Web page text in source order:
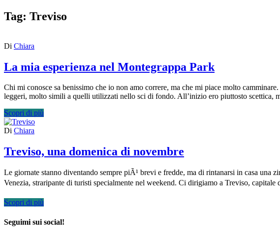
Tag: Treviso
Di Chiara
La mia esperienza nel Montegrappa Park
Chi mi conosce sa benissimo che io non amo correre, ma che mi piace molto
leggeri, molto simili a quelli utilizzati nello sci di fondo. All’inizio ero piuttosto scettica,
Scopri di più
Di Chiara
Treviso, una domenica di novembre
Le giornate stanno diventando sempre piÃ¹ brevi e fredde, ma di rintanarsi in casa
Venezia, straripante di turisti specialmente nel weekend. Ci dirigiamo a Treviso,
Scopri di più
Seguimi sui social!